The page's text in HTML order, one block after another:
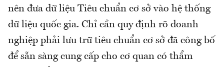
nên đưa dữ liệu Tiêu chuẩn cơ sở vào hệ thống
dữ liệu quốc gia. Chỉ cần quy định rõ doanh
nghiệp phải lưu trữ tiêu chuẩn cơ sở đã công bố
để sẵn sàng cung cấp cho cơ quan có thẩm